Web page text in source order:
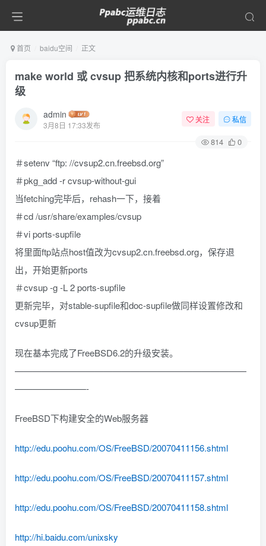
首页 baidu空间 正文
make world 或 cvsup 把系统内核和ports进行升
级
admin
3月8日 17:33发布
关注 私信
814 0
＃setenv “ftp: //cvsup2.cn.freebsd.org”
＃pkg_add -r cvsup-without-gui
当fetching完毕后，rehash一下，接着
＃cd /usr/share/examples/cvsup
＃vi ports-supfile
将里面ftp站点host值改为cvsup2.cn.freebsd.org，保存退
出，开始更新ports
＃cvsup -g -L 2 ports-supfile
更新完毕，对stable-supfile和doc-supfile做同样设置修改和
cvsup更新
现在基本完成了FreeBSD6.2的升级安装。
——————————————————————————
————————-
FreeBSD下构建安全的Web服务器
http://edu.poohu.com/OS/FreeBSD/20070411156.shtml
http://edu.poohu.com/OS/FreeBSD/20070411157.shtml
http://edu.poohu.com/OS/FreeBSD/20070411158.shtml
http://hi.baidu.com/unixsky